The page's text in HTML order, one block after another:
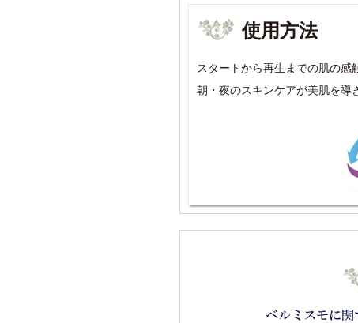
使用方法
スタートから再生までの肌の感
朝・夜のスキンケアが美肌を導